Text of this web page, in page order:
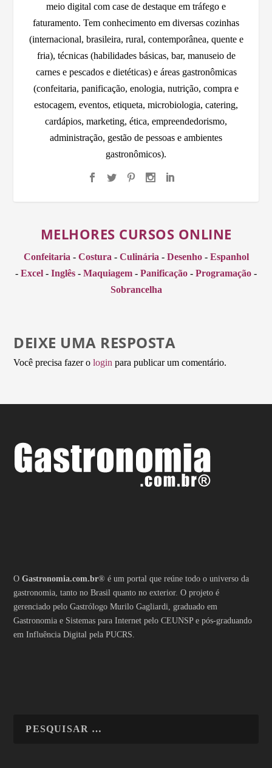
meio digital com case de destaque em tráfego e
faturamento. Tem conhecimento em diversas cozinhas
(internacional, brasileira, rural, contemporânea, quente e
fria), técnicas (habilidades básicas, bar, manuseio de
carnes e pescados e dietéticas) e áreas gastronômicas
(confeitaria, panificação, enologia, nutrição, compra e
estocagem, eventos, etiqueta, microbiologia, catering,
cardápios, marketing, ética, empreendedorismo,
administração, gestão de pessoas e ambientes
gastronômicos).
MELHORES CURSOS ONLINE
Confeitaria - Costura - Culinária - Desenho- Espanhol
- Excel - Inglês - Maquiagem - Panificação - Programação -
Sobrancelha
DEIXE UMA RESPOSTA
Você precisa fazer ologin para publicar um comentário.
OGastronomia.com.br® é um portal que reúne todo o universo da
gastronomia, tanto no Brasil quanto no exterior. O projeto é
gerenciado pelo Gastrólogo Murilo Gagliardi, graduado em
Gastronomia e Sistemas para Internet pelo CEUNSP e pós-graduando
em Influência Digital pela PUCRS.